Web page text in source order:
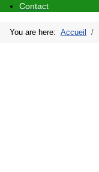
Contact
You are here: Accueil